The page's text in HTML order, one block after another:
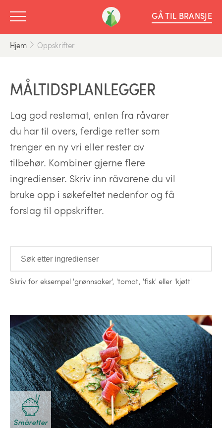
GÅ TIL BRANSJE
Hjem Oppskrifter
MÅLTIDSPLANLEGGER
Lag god restemat, enten fra råvarer
du har til overs, ferdige retter som
trenger en ny vri eller rester av
tilbehør. Kombiner gjerne flere
ingredienser. Skriv inn råvarene du vil
bruke opp i søkefeltet nedenfor og få
forslag til oppskrifter.
Ingredienser
Skriv for eksempel 'grønnsaker', 'tomat', 'fisk' eller 'kjøtt'
Oppskrifter
Småretter